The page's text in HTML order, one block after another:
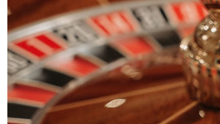
GOOD
FREAKS
AWKWARD
MESSAGES
JAWDROPS
VIEW
ALL
»